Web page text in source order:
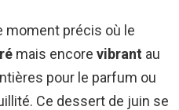
moment précis où le
mais encore vibrant au
pour le parfum ou
Ce dessert de juin se